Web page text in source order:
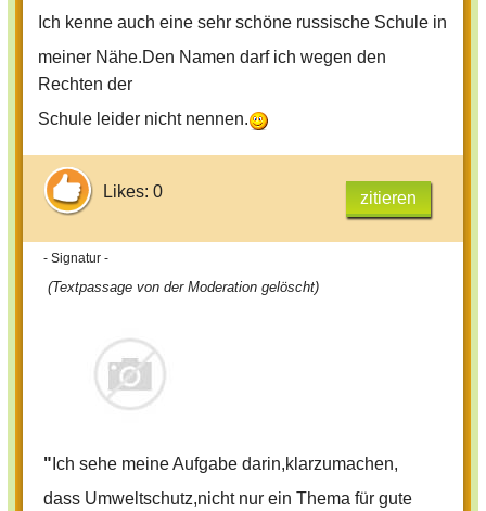
Ich kenne auch eine sehr schöne russische Schule in
meiner Nähe.Den Namen darf ich wegen den
Rechten der
Schule leider nicht nennen.
Likes: 0 zitieren
- Signatur -
(Textpassage von der Moderation gelöscht)
" Ich sehe meine Aufgabe darin,klarzumachen,
dass Umweltschutz,nicht nur ein Thema für gute